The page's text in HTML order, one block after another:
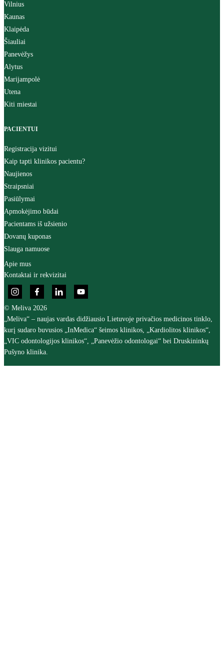
Vilnius
Kaunas
Klaipėda
Šiauliai
Panevėžys
Alytus
Marijampolė
Utena
Kiti miestai
PACIENTUI
Registracija vizitui
Kaip tapti klinikos pacientu?
Naujienos
Straipsniai
Pasiūlymai
Apmokėjimo būdai
Pacientams iš užsienio
Dovanų kuponas
Slauga namuose
Apie mus
Kontaktai ir rekvizitai
© Meliva 2026
„Meliva“ – naujas vardas didžiausio Lietuvoje privačios medicinos tinklo,
kurį sudaro buvusios „InMedica“ šeimos klinikos, „Kardiolitos klinikos“,
„VIC odontologijos klinikos“, „Panevėžio odontologai“ bei Druskininkų
Pušyno klinika.